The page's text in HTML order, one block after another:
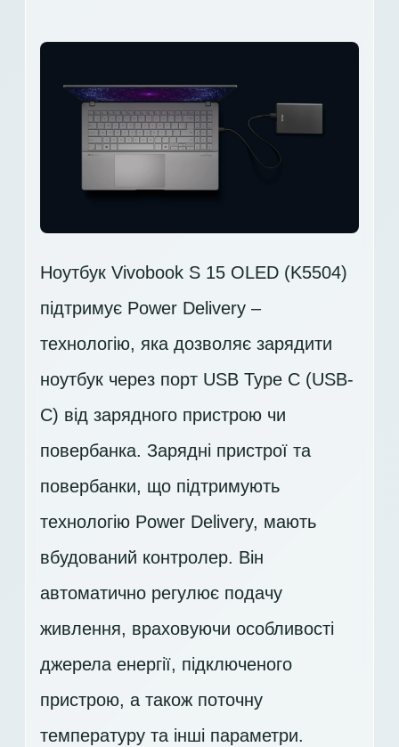
Ноутбук Vivobook S 15 OLED (K5504)
підтримує Power Delivery –
технологію, яка дозволяє зарядити
ноутбук через порт USB Type C (USB-
C) від зарядного пристрою чи
повербанка. Зарядні пристрої та
повербанки, що підтримують
технологію Power Delivery, мають
вбудований контролер. Він
автоматично регулює подачу
живлення, враховуючи особливості
джерела енергії, підключеного
пристрою, а також поточну
температуру та інші параметри.